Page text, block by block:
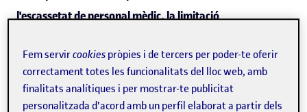
l'escassetat de personal mèdic, la limitació
dificulten l'accés a l'atenció. El resultat és conegut:
pacients que ocupen llits hospitalaris només perquè
necessiten vigilància, fet que redueix la disponibilitat per
Fem servircookies pròpies i de tercers per poder-te oferir
correctament totes les funcionalitats del lloc web, amb
finalitats analítiques i per mostrar-te publicitat
personalitzada d'acord amb un perfil elaborat a partir dels